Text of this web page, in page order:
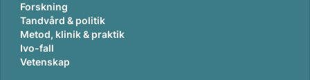
Forskning
Tandvård & politik
Metod, klinik & praktik
Ivo-fall
Vetenskap